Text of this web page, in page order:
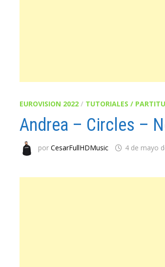
EUROVISION 2022 / TUTORIALES /
Andrea – Circles –
porCesarFullHDMusic 4 de mayo